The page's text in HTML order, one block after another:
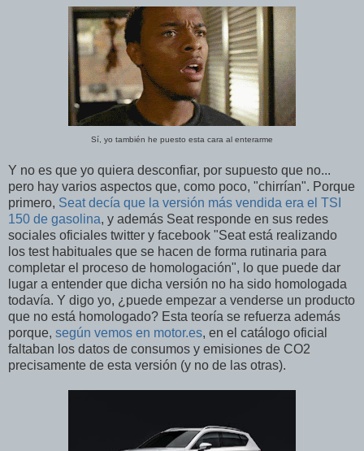
Sí, yo también he puesto esta cara al enterarme
Y no es que yo quiera desconfiar, por supuesto que no...
pero hay varios aspectos que, como poco, "chirrían". Porque
primero, Seat decía que la versión más vendida era el TSI
150 de gasolina, y además Seat responde en sus redes
sociales oficiales twitter y facebook "Seat está realizando
los test habituales que se hacen de forma rutinaria para
completar el proceso de homologación", lo que puede dar
lugar a entender que dicha versión no ha sido homologada
todavía. Y digo yo, ¿puede empezar a venderse un producto
que no está homologado? Esta teoría se refuerza además
porque, según vemos en motor.es, en el catálogo oficial
faltaban los datos de consumos y emisiones de CO2
precisamente de esta versión (y no de las otras).